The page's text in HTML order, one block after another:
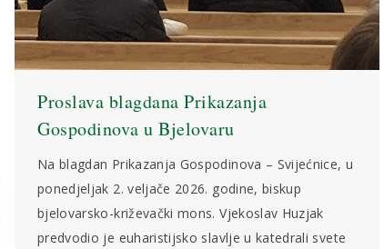
Proslava blagdana Prikazanja
Gospodinova u Bjelovaru
Na blagdan Prikazanja Gospodinova – Svijećnice, u
ponedjeljak 2. veljače 2026. godine, biskup
bjelovarsko-križevački mons. Vjekoslav Huzjak
predvodio je euharistijsko slavlje u katedrali svete